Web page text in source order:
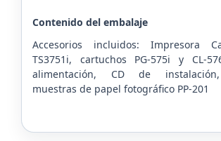
Contenido del embalaje
Accesorios incluidos: Impresora
TS3751i, cartuchos PG-575i y CL-
alimentación, CD de
muestras de papel fotográfico PP-201